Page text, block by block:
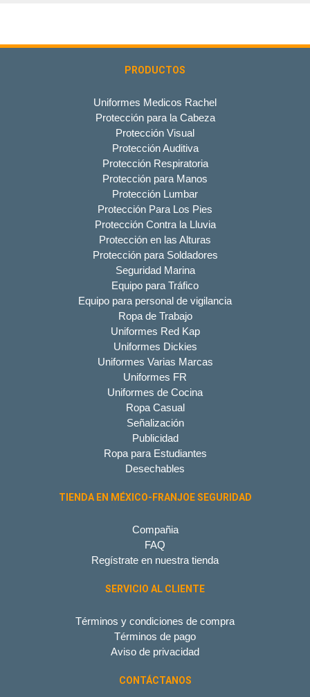
PRODUCTOS
Uniformes Medicos Rachel
Protección para la Cabeza
Protección Visual
Protección Auditiva
Protección Respiratoria
Protección para Manos
Protección Lumbar
Protección Para Los Pies
Protección Contra la Lluvia
Protección en las Alturas
Protección para Soldadores
Seguridad Marina
Equipo para Tráfico
Equipo para personal de vigilancia
Ropa de Trabajo
Uniformes Red Kap
Uniformes Dickies
Uniformes Varias Marcas
Uniformes FR
Uniformes de Cocina
Ropa Casual
Señalización
Publicidad
Ropa para Estudiantes
Desechables
TIENDA EN MÉXICO-FRANJOE SEGURIDAD
Compañia
FAQ
Regístrate en nuestra tienda
SERVICIO AL CLIENTE
Términos y condiciones de compra
Términos de pago
Aviso de privacidad
CONTÁCTANOS